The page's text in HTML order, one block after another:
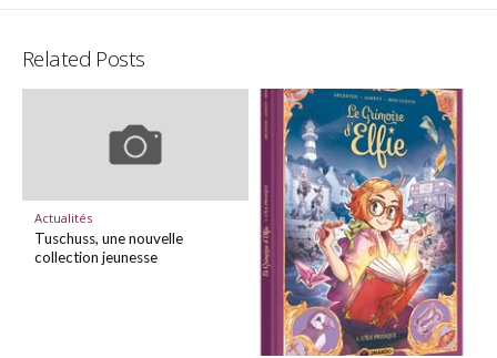
Related Posts
Actualités
Tuschuss, une nouvelle
collection jeunesse